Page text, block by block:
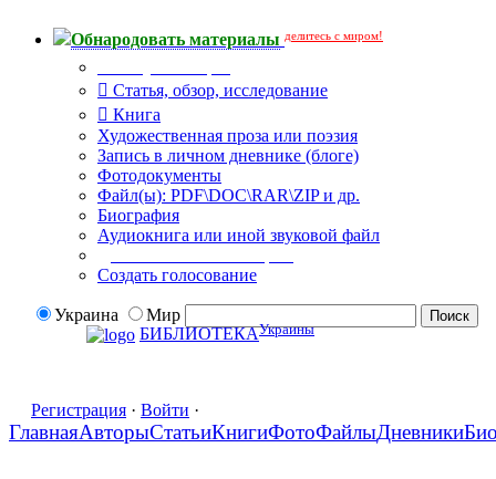
Обнародовать материалы делитесь с миром!
Статья, обзор, исследование
Книга
Художественная проза или поэзия
Запись в личном дневнике (блоге)
Фотодокументы
Файл(ы): PDF\DOC\RAR\ZIP и др.
Биография
Аудиокнига или иной звуковой файл
Создать голосование
Украина
Мир
БИБЛИОТЕКАУкраины
Регистрация · Войти ·
ГлавнаяАвторыСтатьиКнигиФотоФайлыДневники